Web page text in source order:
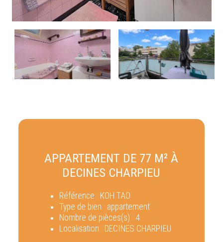
APPARTEMENT DE 77 M² À
DECINES CHARPIEU
Référence : KOH TAO
Type de bien : appartement
Nombre de pièces(s) : 4
Localisation : DECINES CHARPIEU